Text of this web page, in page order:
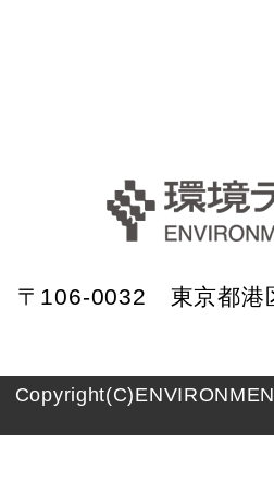
〒106-0032 東京都